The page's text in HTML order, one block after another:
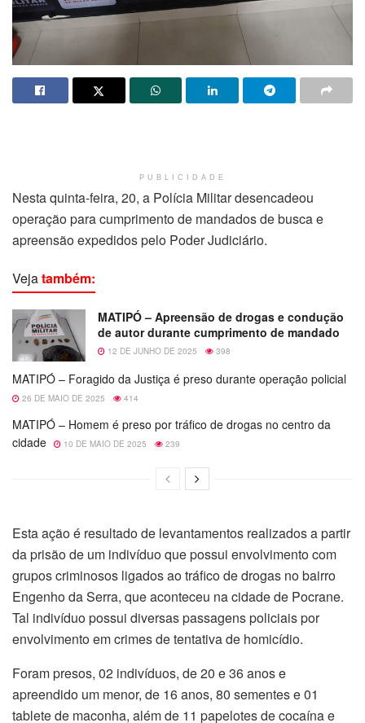
PUBLICIDADE
Nesta quinta-feira, 20, a Polícia Militar desencadeou
operação para cumprimento de mandados de busca e
apreensão expedidos pelo Poder Judiciário.
Vejatambém:
MATIPÓ – Apreensão de drogas e condução
de autor durante cumprimento de mandado
12 DE JUNHO DE 2025 398
MATIPÓ – Foragido da Justiça é preso durante operação policial
26 DE MAIO DE 2025 414
MATIPÓ – Homem é preso por tráfico de drogas no centro da
cidade
10 DE MAIO DE 2025 239
Esta ação é resultado de levantamentos realizados a partir
da prisão de um indivíduo que possui envolvimento com
grupos criminosos ligados ao tráfico de drogas no bairro
Engenho da Serra, que aconteceu na cidade de Pocrane.
Tal indivíduo possui diversas passagens policiais por
envolvimento em crimes de tentativa de homicídio.
Foram presos, 02 indivíduos, de 20 e 36 anos e
apreendido um menor, de 16 anos, 80 sementes e 01
tablete de maconha, além de 11 papelotes de cocaína e